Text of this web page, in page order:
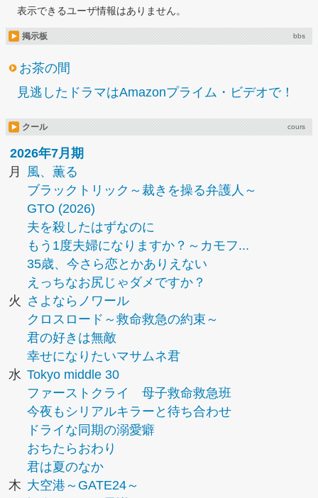
表示できるユーザ情報はありません。
掲示板 bbs
お茶の間
見逃したドラマはAmazonプライム・ビデオで！
クール cours
2026年7月期
月
風、薫る
ブラックトリック～裁きを操る弁護人～
GTO (2026)
夫を殺したはずなのに
もう1度夫婦になりますか？～カモフ...
35歳、今さら恋とかありえない
えっちなお尻じゃダメですか？
火
さよならノワール
クロスロード～救命救急の約束～
君の好きは無敵
幸せになりたいマサムネ君
水 Tokyo middle 30
ファーストクライ 母子救命救急班
今夜もシリアルキラーと待ち合わせ
ドライな同期の溺愛癖
おちたらおわり
君は夏のなか
木 大空港～GATE24～